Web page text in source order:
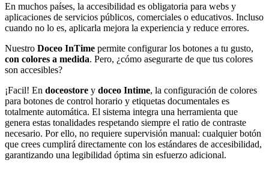
En muchos países, la accesibilidad es obligatoria para webs y
aplicaciones de servicios públicos, comerciales o educativos. Incluso
cuando no lo es, aplicarla mejora la experiencia y reduce errores.
Nuestro Doceo InTime permite configurar los botones a tu gusto,
con colores a medida. Pero, ¿cómo asegurarte de que tus colores
son accesibles?
¡Facil! En doceostore y doceo Intime, la configuración de colores
para botones de control horario y etiquetas documentales es
totalmente automática. El sistema integra una herramienta que
genera estas tonalidades respetando siempre el ratio de contraste
necesario. Por ello, no requiere supervisión manual: cualquier botón
que crees cumplirá directamente con los estándares de accesibilidad,
garantizando una legibilidad óptima sin esfuerzo adicional.